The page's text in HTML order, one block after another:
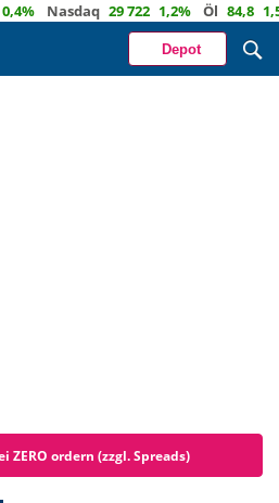
Nasdaq 29 722 1,2% Öl 84,8 1,5%
Depot
ZERO ordern (zzgl. Spreads)